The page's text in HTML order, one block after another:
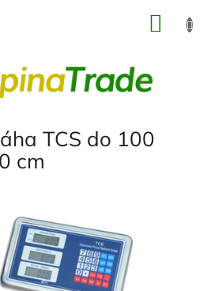
TCS do 100
cm